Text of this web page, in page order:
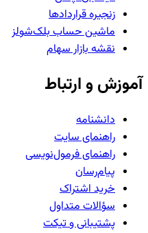
زنجیره قراردادها
ماشین حساب بلک‌شولز
نقشه بازار سهام
آموزش و ارتباط
دانشنامه
راهنمای سایت
راهنمای فرمول‌نویسی
پیام‌رسان
خرید اشتراک
سؤالات متداول
پشتیبانی و تیکت